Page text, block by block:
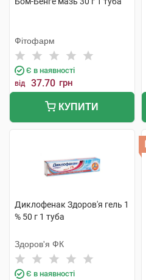
Фітофарм
Є в наявності
від 37.70 грн
КУПИТИ
Диклофенак Здоров'я гель 1
% 50 г 1 туба
Здоров'я ФК
Є в наявності